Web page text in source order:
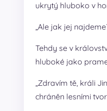
ukrytý hluboko v
„Ale jak jej
Tehdy se v
hluboké jako
„Zdravím tě, králi
chráněn lesními